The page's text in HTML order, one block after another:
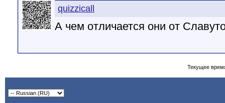
quizzicall
А чем отличается они от
Текущее